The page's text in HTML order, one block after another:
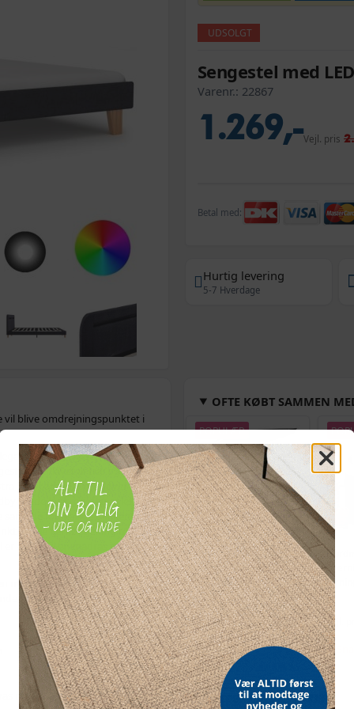
UDSOLGT
Sengestel med
Varenr.: 22867
1.269,-Vejl. pris
Betal med:
Hurtig levering
5-7 Hverdage
vil blive omdrejningspunktet i
design, og det tilføjer et
er lavet af træ og stål og
holdbarhed. Derudover er
look, og den er let at
de forskellige blinkende
fjernbetjening med 24
egnet til en madras på 180 x
madras er ikke inkluderet.
madras.
medfølger ikke)
OFTE KØBT SAMMEN
POPULÆR
Hængeparasols med
solcelledrevne LED-lys,
3 m - grå, med krydsfod
og krank, UPF 50+
Vejl. pris 709,- 579,-
På lager
Vejl.
ALTERNATIVE VARER